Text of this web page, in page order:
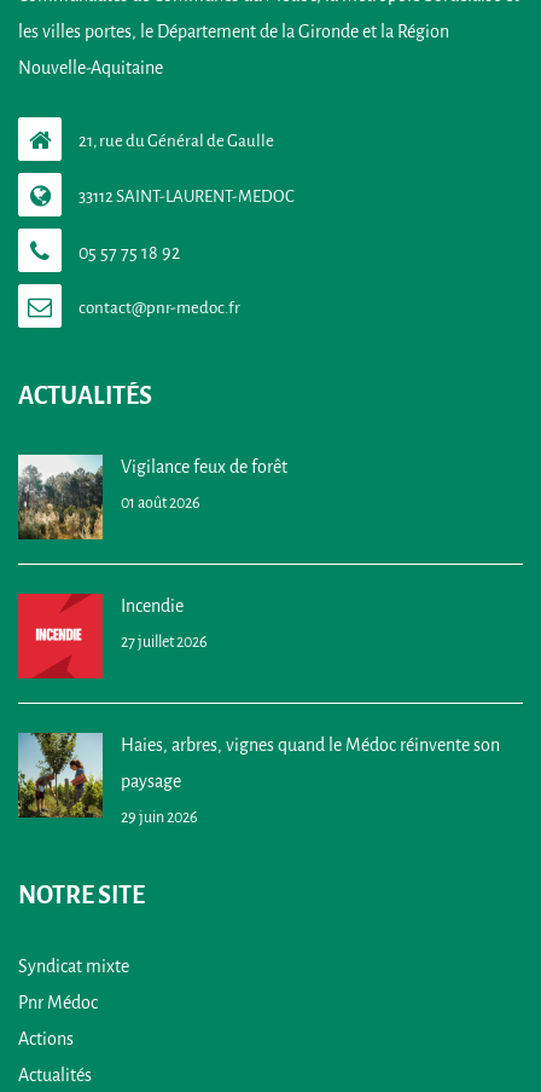
les villes portes, le Département de la Gironde et la Région
Nouvelle-Aquitaine
21, rue du Général de Gaulle
33112 SAINT-LAURENT-MEDOC
05 57 75 18 92
ACTUALITÉS
Vigilance feux de forêt
01 août 2026
Incendie
27 juillet 2026
Haies, arbres, vignes quand le Médoc réinvente son
paysage
29 juin 2026
NOTRE SITE
Syndicat mixte
Pnr Médoc
Actions
Actualités